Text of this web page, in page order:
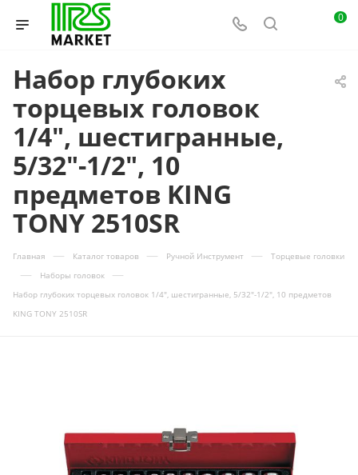
0
Набор глубоких
торцевых головок
1/4", шестигранные,
5/32"-1/2", 10
предметов KING
TONY 2510SR
Главная — Каталог товаров — Ручной Инструмент — Торцевые головки
— Наборы головок —
Набор глубоких торцевых головок 1/4", шестигранные, 5/32"-1/2", 10 предметов
KING TONY 2510SR